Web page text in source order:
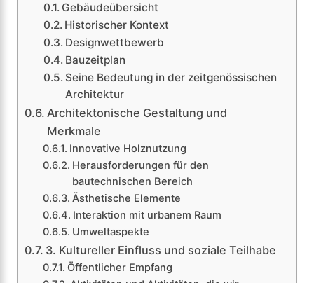
Gebäudeübersicht
Historischer Kontext
Designwettbewerb
Bauzeitplan
Seine Bedeutung in der zeitgenössischen
Architektur
Architektonische Gestaltung und
Merkmale
Innovative Holznutzung
Herausforderungen für den
bautechnischen Bereich
Ästhetische Elemente
Interaktion mit urbanem Raum
Umweltaspekte
3. Kultureller Einfluss und soziale Teilhabe
Öffentlicher Empfang